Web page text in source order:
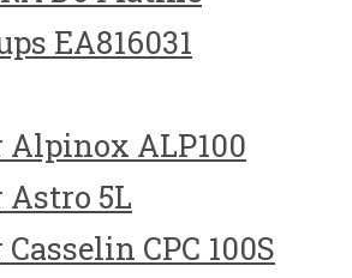
EA816031
Alpinox ALP100
Astro 5L
CPC 100S